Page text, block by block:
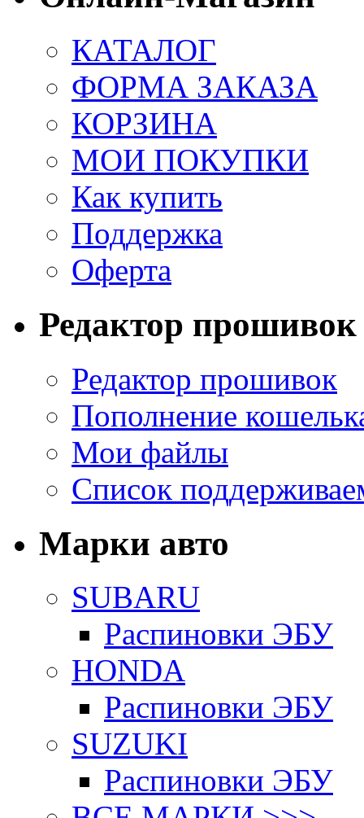
КАТАЛОГ
ФОРМА ЗАКАЗА
КОРЗИНА
МОИ ПОКУПКИ
Как купить
Поддержка
Оферта
Редактор прошивок
Редактор прошивок
Пополнение
Мои файлы
Список
Марки авто
SUBARU
Распиновки ЭБУ
HONDA
Распиновки ЭБУ
SUZUKI
Распиновки ЭБУ